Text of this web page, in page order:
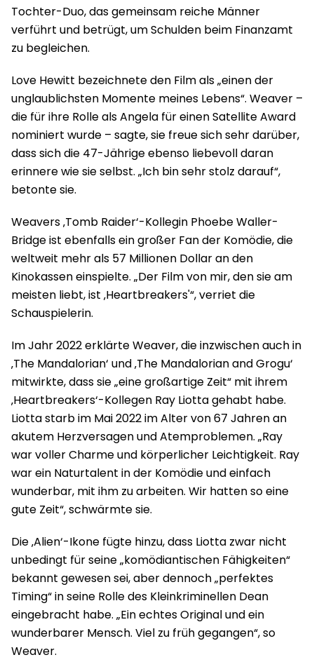
Tochter-Duo, das gemeinsam reiche Männer
verführt und betrügt, um Schulden beim Finanzamt
zu begleichen.
Love Hewitt bezeichnete den Film als „einen der
unglaublichsten Momente meines Lebens“. Weaver –
die für ihre Rolle als Angela für einen Satellite Award
nominiert wurde – sagte, sie freue sich sehr darüber,
dass sich die 47-Jährige ebenso liebevoll daran
erinnere wie sie selbst. „Ich bin sehr stolz darauf“,
betonte sie.
Weavers ‚Tomb Raider‘-Kollegin Phoebe Waller-
Bridge ist ebenfalls ein großer Fan der Komödie, die
weltweit mehr als 57 Millionen Dollar an den
Kinokassen einspielte. „Der Film von mir, den sie am
meisten liebt, ist ‚Heartbreakers'“, verriet die
Schauspielerin.
Im Jahr 2022 erklärte Weaver, die inzwischen auch in
‚The Mandalorian‘ und ‚The Mandalorian and Grogu‘
mitwirkte, dass sie „eine großartige Zeit“ mit ihrem
‚Heartbreakers‘-Kollegen Ray Liotta gehabt habe.
Liotta starb im Mai 2022 im Alter von 67 Jahren an
akutem Herzversagen und Atemproblemen. „Ray
war voller Charme und körperlicher Leichtigkeit. Ray
war ein Naturtalent in der Komödie und einfach
wunderbar, mit ihm zu arbeiten. Wir hatten so eine
gute Zeit“, schwärmte sie.
Die ‚Alien‘-Ikone fügte hinzu, dass Liotta zwar nicht
unbedingt für seine „komödiantischen Fähigkeiten“
bekannt gewesen sei, aber dennoch „perfektes
Timing“ in seine Rolle des Kleinkriminellen Dean
eingebracht habe. „Ein echtes Original und ein
wunderbarer Mensch. Viel zu früh gegangen“, so
Weaver.